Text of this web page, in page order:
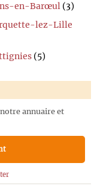
en-Barœul (3)
lez-Lille
(5)
annuaire et